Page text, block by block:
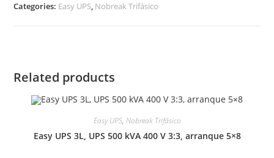
Categories: Easy UPS, Nobreak Trifásico
Related products
Easy UPS, Nobreak Trifásico
Easy UPS 3L, UPS 500 kVA 400 V 3:3, arranque 5×8